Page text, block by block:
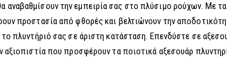
την εμπειρία σας στο πλύσιμο ρούχων. Με
προστασία από φθορές και βελτιώνουν την
πλυντήριό σας σε άριστη κατάσταση. Επενδύστε σε
αξιοπιστία που προσφέρουν τα ποιοτικά αξεσουάρ